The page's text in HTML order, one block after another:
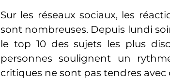
Sur les réseaux sociaux, les
sont nombreuses. Depuis lundi
le top 10 des sujets les plus
personnes soulignent un
critiques ne sont pas tendres avec